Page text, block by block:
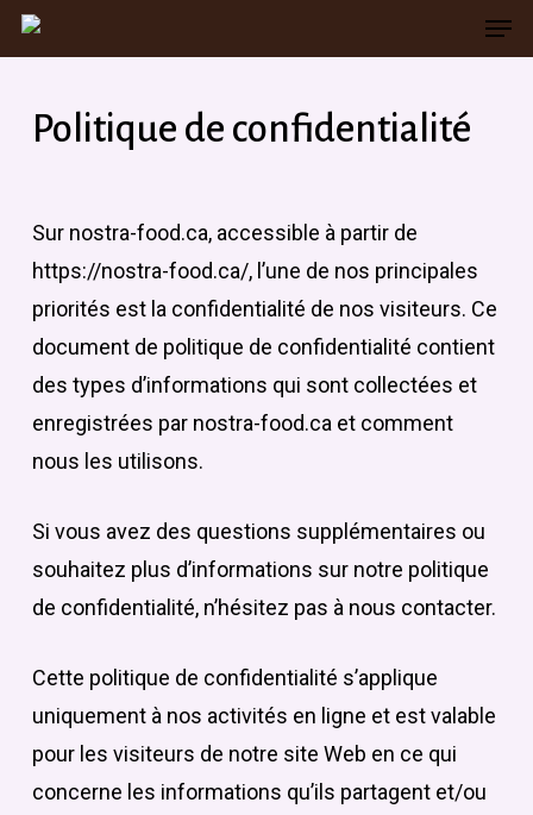
Skip
to
contentPolitique de confidentialité
Sur nostra-food.ca, accessible à partir de
https://nostra-food.ca/, l’une de nos principales
priorités est la confidentialité de nos visiteurs. Ce
document de politique de confidentialité contient
des types d’informations qui sont collectées et
enregistrées par nostra-food.ca et comment
nous les utilisons.
Si vous avez des questions supplémentaires ou
souhaitez plus d’informations sur notre politique
de confidentialité, n’hésitez pas à nous contacter.
Cette politique de confidentialité s’applique
uniquement à nos activités en ligne et est valable
pour les visiteurs de notre site Web en ce qui
concerne les informations qu’ils partagent et/ou